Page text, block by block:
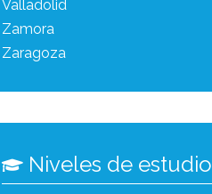
Valladolid
Zamora
Zaragoza
Niveles de estudio